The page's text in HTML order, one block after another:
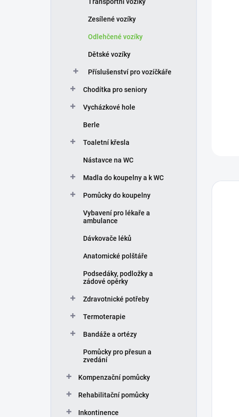
Zesílené vozíky
Odlehčené vozíky
Dětské vozíky
Příslušenství pro vozíčkáře
Chodítka pro seniory
Vycházkové hole
Berle
Toaletní křesla
Nástavce na WC
Madla do koupelny a k WC
Pomůcky do koupelny
Vybavení pro lékaře a
ambulance
Dávkovače léků
Anatomické polštáře
Podsedáky, podložky a
zádové opěrky
Zdravotnické potřeby
Termoterapie
Bandáže a ortézy
Pomůcky pro přesun a
zvedání
Kompenzační pomůcky
Rehabilitační pomůcky
Inkontinence